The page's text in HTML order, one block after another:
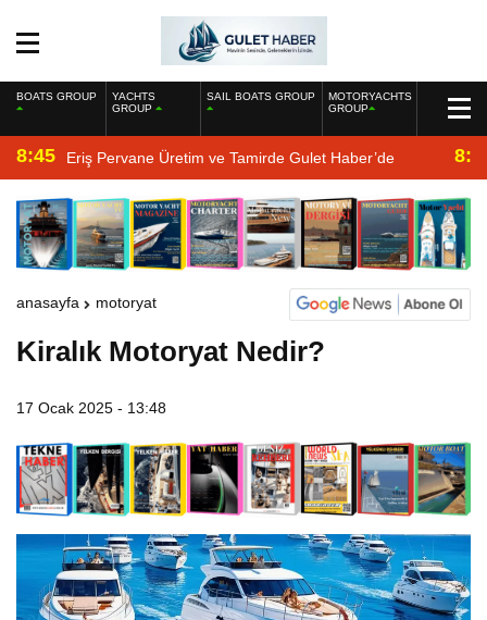
BOATS GROUP
YACHTS
GROUP
SAIL BOATS GROUP
MOTORYACHTS
GROUP
8:45 Eriş Pervane Üretim ve Tamirde Gulet Haber’de
anasayfa motoryat
Kiralık Motoryat Nedir?
17 Ocak 2025 - 13:48